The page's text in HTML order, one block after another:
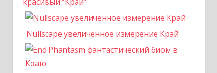
Nullscape увеличенное измерение Край